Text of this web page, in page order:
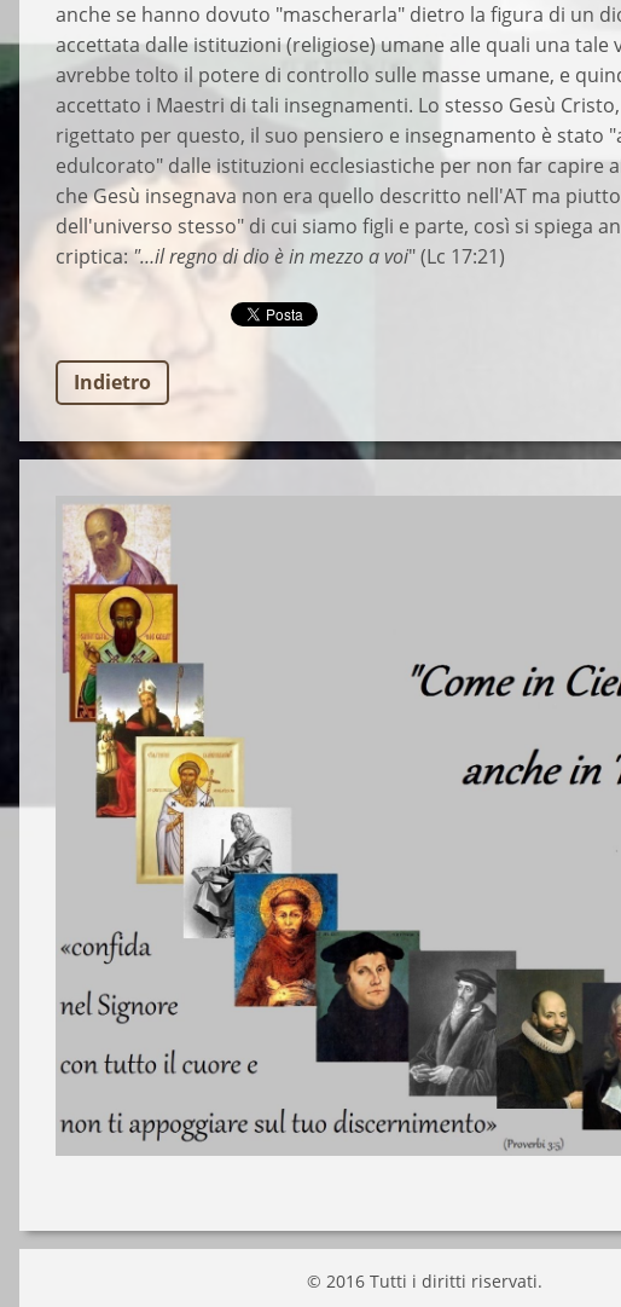
anche se hanno dovuto "mascherarla" dietro la figura di un
accettata dalle istituzioni (religiose) umane alle quali una tale
avrebbe tolto il potere di controllo sulle masse umane, e
accettato i Maestri di tali insegnamenti. Lo stesso Gesù
rigettato per questo, il suo pensiero e insegnamento è stato
edulcorato" dalle istituzioni ecclesiastiche per non far capire
che Gesù insegnava non era quello descritto nell'AT ma
dell'universo stesso" di cui siamo figli e parte, così si spiega
criptica:"…il regno di dio è in mezzo a voi" (Lc 17:21)
Indietro
© 2016 Tutti i diritti riservati.